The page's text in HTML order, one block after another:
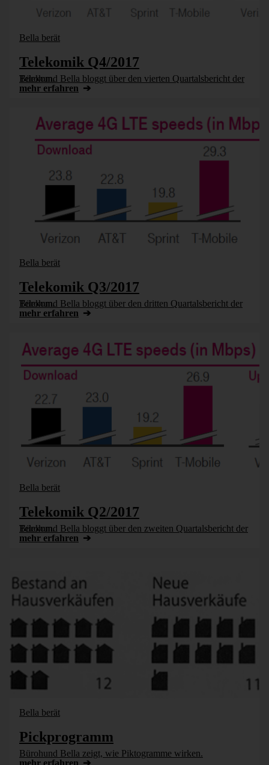
Bella berät
Telekomik Q4/2017
Bürohund Bella bloggt über den vierten Quartalsbericht der Telekom.
mehr erfahren
Bella berät
Telekomik Q3/2017
Bürohund Bella bloggt über den dritten Quartalsbericht der Telekom.
mehr erfahren
Bella berät
Telekomik Q2/2017
Bürohund Bella bloggt über den zweiten Quartalsbericht der Telekom.
mehr erfahren
Bella berät
Pickprogramm
Bürohund Bella zeigt, wie Piktogramme wirken.
mehr erfahren